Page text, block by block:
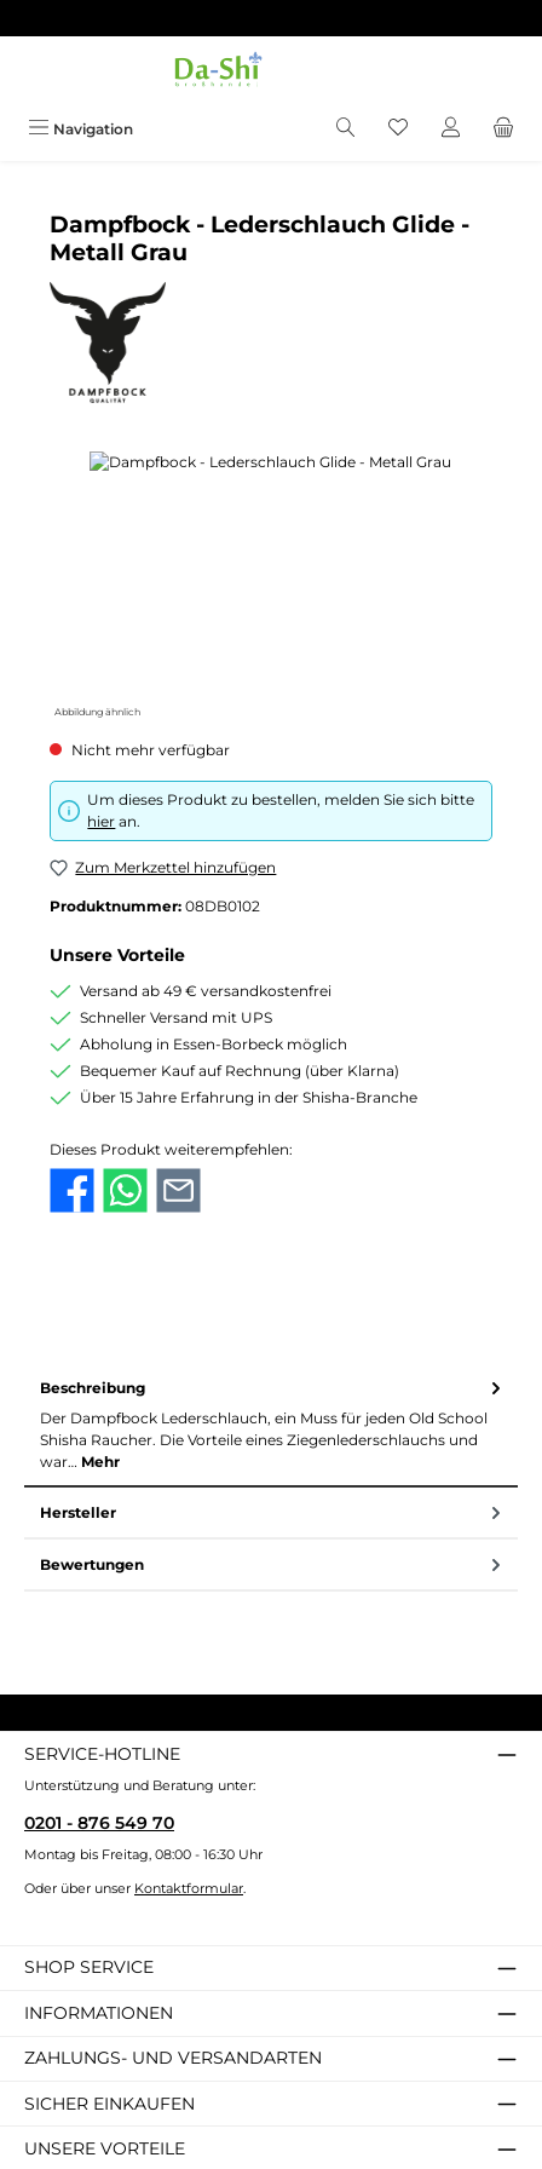
Navigation Du hast 0
Dampfbock - Lederschlauch Glide -
Metall Grau
Bildergalerie überspringen
Abbildung ähnlich
Nicht mehr verfügbar
Um dieses Produkt zu bestellen, melden Sie sich bitte
hier an.
Zum Merkzettel hinzufügen
Produktnummer: 08DB0102
Unsere Vorteile
Versand ab 49 € versandkostenfrei
Schneller Versand mit UPS
Abholung in Essen-Borbeck möglich
Bequemer Kauf auf Rechnung (über Klarna)
Über 15 Jahre Erfahrung in der Shisha-Branche
Dieses Produkt weiterempfehlen:
Beschreibung
Der Dampfbock Lederschlauch, ein Muss für jeden Old School
Shisha Raucher. Die Vorteile eines Ziegenlederschlauchs und
war… Mehr
Hersteller
Bewertungen
SERVICE-HOTLINE
Unterstützung und Beratung unter:
0201 - 876 549 70
Montag bis Freitag, 08:00 - 16:30 Uhr
Oder über unser Kontaktformular.
SHOP SERVICE
INFORMATIONEN
ZAHLUNGS- UND VERSANDARTEN
SICHER EINKAUFEN
UNSERE VORTEILE